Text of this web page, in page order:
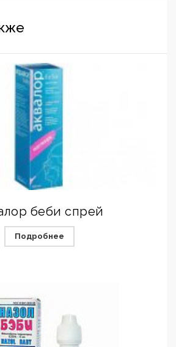
беби спрей
Подробнее